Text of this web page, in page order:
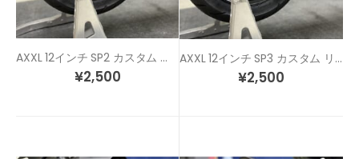
AXXL 12インチ SP2 カスタム リムステッカー
¥2,500
AXXL 12インチ SP3 カスタム リムステッカー
¥2,500